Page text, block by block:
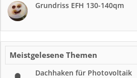
Grundriss EFH 130-140qm
Meistgelesene Themen
Dachhaken für Photovoltaik